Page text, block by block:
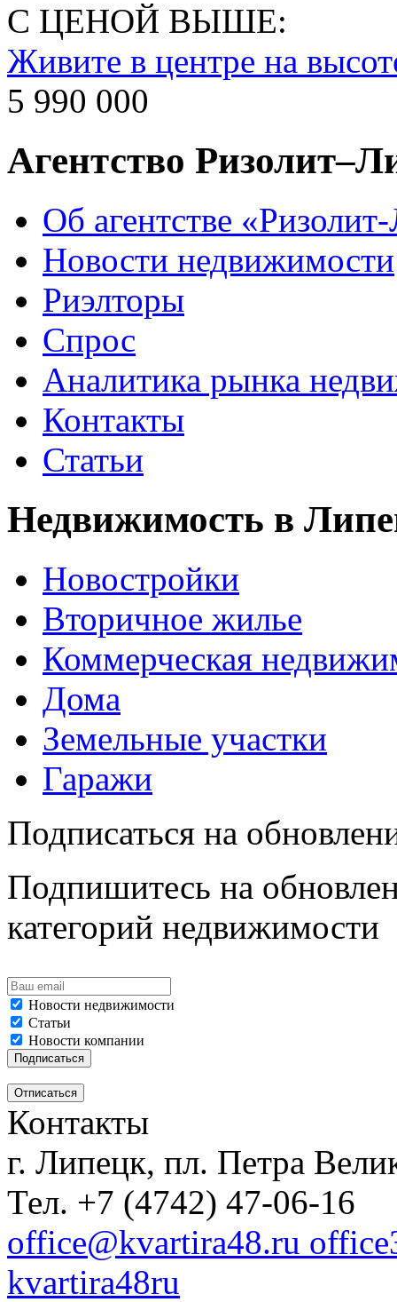
С ЦЕНОЙ ВЫШЕ:
Живите в центре на
5 990 000
Агентство
Об агентстве
Новости недвижимости
Риэлторы
Спрос
Аналитика рынка
Контакты
Статьи
Недвижимость в
Новостройки
Вторичное жилье
Коммерческая
Дома
Земельные участки
Гаражи
Подписаться на
Подпишитесь на
категорий недвижимости
Новости недвижимости
Статьи
Новости компании
Контакты
г. Липецк, пл. Петра
Тел. +7 (4742) 47-06-16
office@kvartira48.ru
kvartira48ru